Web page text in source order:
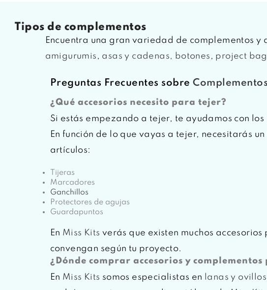
tipos de complementos
Encuentra una gran variedad de complementos y
amigurumis , asas y cadenas, botones , project
Preguntas Frecuentes sobre Complementos
¿Qué accesorios necesito para tejer?
Si estás empezando a tejer, te ayudamos con
En función de lo que vayas a tejer, necesitarás
artículos:
Tijeras
Marcadores
Ganchillos
Protectores de agujas
Guardapuntos
En Miss Kits verás que existen muchos
convengan según tu proyecto.
¿Dónde comprar accesorios y
En Miss Kits somos especialistas en lanas y ovillos